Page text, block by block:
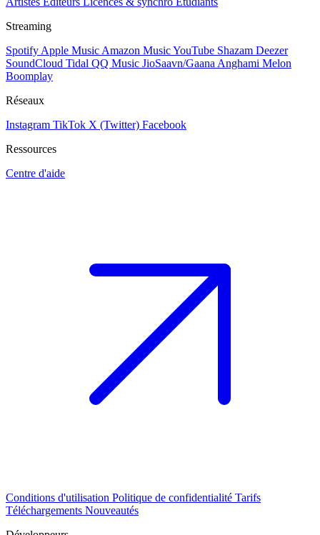
Streaming
Spotify Apple Music Amazon MusicYouTube Shazam Deezer
SoundCloud Tidal QQ Music JioSaavn/Gaana Anghami Melon
Boomplay
Réseaux
Instagram TikTok X (Twitter) Facebook
Ressources
Centre d'aide
Conditions d'utilisation Politique de confidentialité Tarifs
Téléchargements Nouveautés